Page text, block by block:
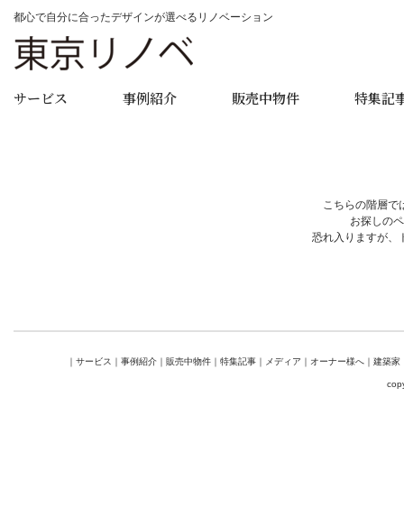
都心で自分に合ったデザインが選べるリノベーション
サービス 事例紹介 販売中物件 特集記
こちらの階層で
お探しの
恐れ入りますが、
｜ サービス ｜ 事例紹介 ｜ 販売中物件 ｜ 特集記事 ｜ メディア ｜ オーナー様へ ｜ 建築家